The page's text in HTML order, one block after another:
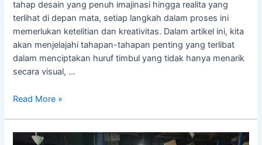
tahap desain yang penuh imajinasi hingga realita yang
terlihat di depan mata, setiap langkah dalam proses ini
memerlukan ketelitian dan kreativitas. Dalam artikel ini, kita
akan menjelajahi tahapan-tahapan penting yang terlibat
dalam menciptakan huruf timbul yang tidak hanya menarik
secara visual, …
Read More »
Perbandingan